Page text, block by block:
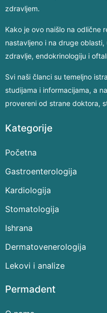
zdravljem.
Kako je ovo naišlo na odlične
nastavljeno i na druge
zdravlje, endokrinologiju i
Svi naši članci su temeljno
studijama i informacijama, a
provereni od strane doktora,
Kategorije
Početna
Gastroenterologija
Kardiologija
Stomatologija
Ishrana
Dermatovenerologija
Lekovi i analize
Permadent